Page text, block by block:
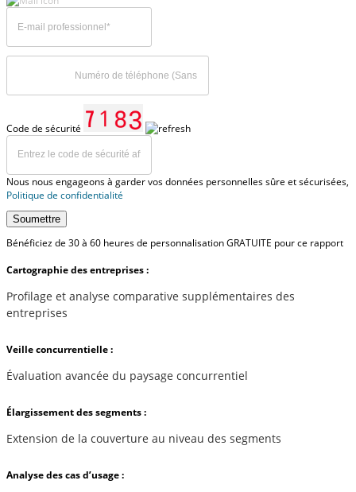
Code de sécurité
Nous nous engageons à garder vos données personnelles sûre et sécurisées,
Politique de confidentialité
Soumettre
Bénéficiez de 30 à 60 heures de personnalisation GRATUITE pour ce rapport
Cartographie des entreprises :
Profilage et analyse comparative supplémentaires des
entreprises
Veille concurrentielle :
Évaluation avancée du paysage concurrentiel
Élargissement des segments :
Extension de la couverture au niveau des segments
Analyse des cas d’usage :